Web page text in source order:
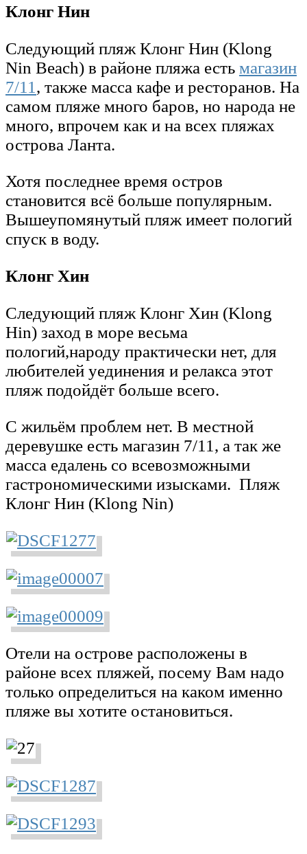
Клонг Нин
Следующий пляж Клонг Нин (Klong
Nin Beach) в районе пляжа есть магазин
7/11 , также масса кафе и ресторанов. На
самом пляже много баров, но народа не
много, впрочем как и на всех пляжах
острова Ланта.
Хотя последнее время остров
становится всё больше популярным.
Вышеупомянутый пляж имеет пологий
спуск в воду.
Клонг Хин
Следующий пляж Клонг Хин (Klong
Hin) заход в море весьма
пологий,народу практически нет, для
любителей уединения и релакса этот
пляж подойдёт больше всего.
С жильём проблем нет. В местной
деревушке есть магазин 7/11, а так же
масса едалень со всевозможными
гастрономическими изысками. Пляж
Клонг Нин (Klong Nin)
Отели на острове расположены в
районе всех пляжей, посему Вам надо
только определиться на каком именно
пляже вы хотите остановиться.